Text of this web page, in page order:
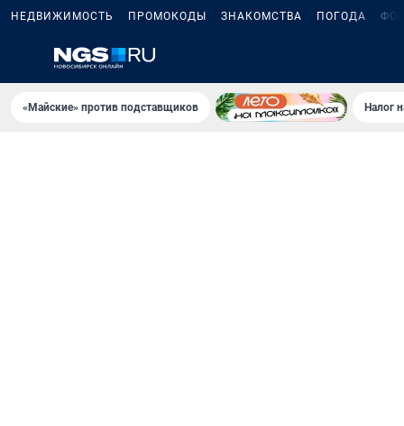
НЕДВИЖИМОСТЬ ПРОМОКОДЫ ЗНАКОМСТВА ПОГОДА
«Майские» против подставщиков Налог